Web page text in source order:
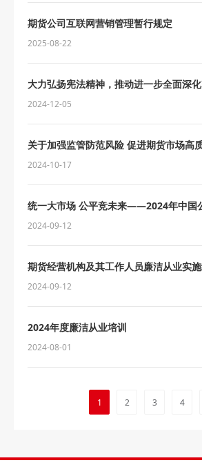
期货公司互联网营销管理暂行规定
2025-08-22
大力弘扬宪法精神，推动进一步全面深
法宣传周
2024-12-05
关于加强监管防范风险 促进期货市场高
2024-10-17
统一大市场 公平竞未来——2024年中国公平竞争政策宣传
周活动
2024-09-12
期货经营机构及其工作人员廉洁从业实
2024年9月修订）
2024-09-12
2024年度廉洁从业培训
2024-08-01
1 2 3 4